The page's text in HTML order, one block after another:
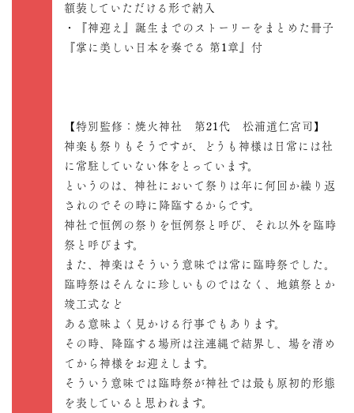
額装していただける形で納入
・『神迎え』誕生までのストーリーをまとめた冊子
『掌に美しい日本を奏でる 第1章』付
【特別監修：焼火神社 第21代 松浦道仁宮司】
神楽も祭りもそうですが、どうも神様は日常には社
に常駐していない体をとっています。
というのは、神社において祭りは年に何回か繰り返
されのでその時に降臨するからです。
神社で恒例の祭りを恒例祭と呼び、それ以外を臨時
祭と呼びます。
また、神楽はそういう意味では常に臨時祭でした。
臨時祭はそんなに珍しいものではなく、地鎮祭とか
竣工式など
ある意味よく見かける行事でもあります。
その時、降臨する場所は注連縄で結界し、場を清め
てから神様をお迎えします。
そういう意味では臨時祭が神社では最も原初的形態
を表していると思われます。